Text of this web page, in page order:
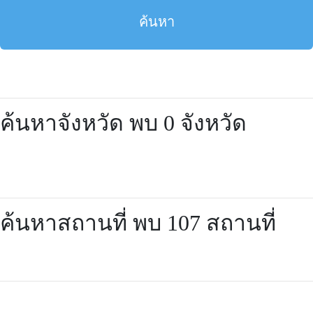
ค้นหา
ค้นหาจังหวัด พบ 0 จังหวัด
ค้นหาสถานที่ พบ 107 สถานที่